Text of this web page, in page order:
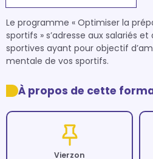
Le programme « Optimiser la
sportifs » s’adresse aux salariés
sportives ayant pour objectif
mentale de vos sportifs.
À propos de cette
Vierzon